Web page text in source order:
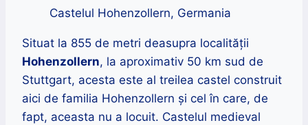
Castelul Hohenzollern, Germania
Situat la 855 de metri deasupra localității
Hohenzollern, la aproximativ 50 km sud de
Stuttgart, acesta este al treilea castel construit
aici de familia Hohenzollern și cel în care, de
fapt, aceasta nu a locuit. Castelul medieval